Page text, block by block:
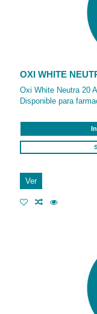
OXI WHITE
Oxi White Neutra 20
Disponible para
Ver